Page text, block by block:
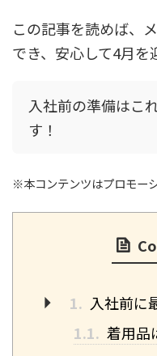
この記事を読めば、
でき、安心して4月を
入社前の準備はこ
す！
※本コンテンツはプロモー
1. 入社前に
1.1. 着用品